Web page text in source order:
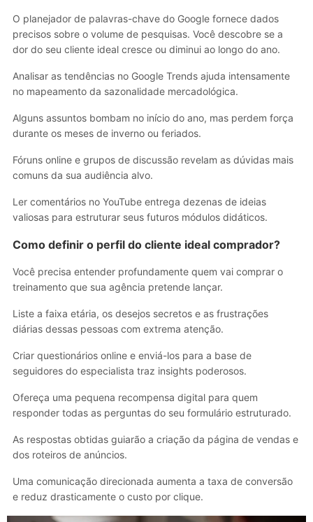
O planejador de palavras-chave do Google fornece dados
precisos sobre o volume de pesquisas. Você descobre se a
dor do seu cliente ideal cresce ou diminui ao longo do ano.
Analisar as tendências no Google Trends ajuda intensamente
no mapeamento da sazonalidade mercadológica.
Alguns assuntos bombam no início do ano, mas perdem força
durante os meses de inverno ou feriados.
Fóruns online e grupos de discussão revelam as dúvidas mais
comuns da sua audiência alvo.
Ler comentários no YouTube entrega dezenas de ideias
valiosas para estruturar seus futuros módulos didáticos.
Como definir o perfil do cliente ideal comprador?
Você precisa entender profundamente quem vai comprar o
treinamento que sua agência pretende lançar.
Liste a faixa etária, os desejos secretos e as frustrações
diárias dessas pessoas com extrema atenção.
Criar questionários online e enviá-los para a base de
seguidores do especialista traz insights poderosos.
Ofereça uma pequena recompensa digital para quem
responder todas as perguntas do seu formulário estruturado.
As respostas obtidas guiarão a criação da página de vendas e
dos roteiros de anúncios.
Uma comunicação direcionada aumenta a taxa de conversão
e reduz drasticamente o custo por clique.